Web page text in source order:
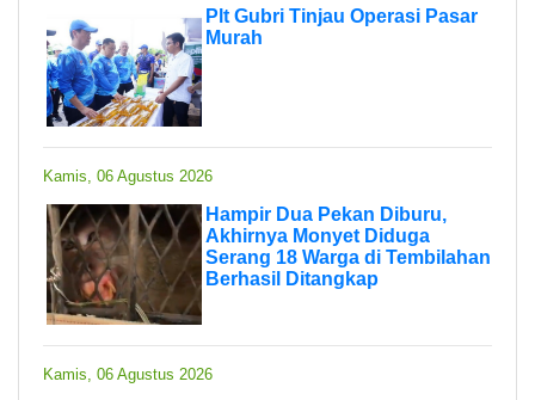
Plt Gubri Tinjau Operasi Pasar
Murah
Kamis, 06 Agustus 2026
Hampir Dua Pekan Diburu,
Akhirnya Monyet Diduga
Serang 18 Warga di Tembilahan
Berhasil Ditangkap
Kamis, 06 Agustus 2026